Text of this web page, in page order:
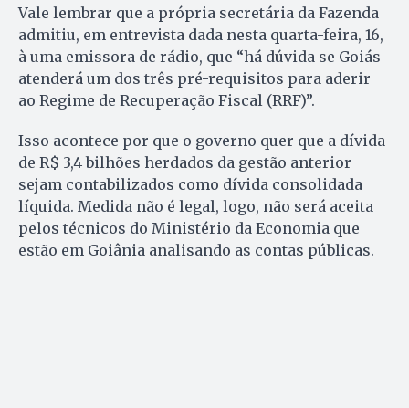
Vale lembrar que a própria secretária da Fazenda
admitiu, em entrevista dada nesta quarta-feira, 16,
à uma emissora de rádio, que “há dúvida se Goiás
atenderá um dos três pré-requisitos para aderir
ao Regime de Recuperação Fiscal (RRF)”.
Isso acontece por que o governo quer que a dívida
de R$ 3,4 bilhões herdados da gestão anterior
sejam contabilizados como dívida consolidada
líquida. Medida não é legal, logo, não será aceita
pelos técnicos do Ministério da Economia que
estão em Goiânia analisando as contas públicas.